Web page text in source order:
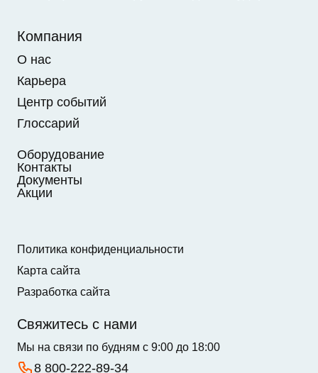
Глоссарий
Центр событий
Карьера
О нас
Компания
Оборудование
Контакты
Документы
Акции
Свяжитесь с нами
Мы на связи по будням с 9:00 до 18:00
8 800-222-89-34
Политика конфиденциальности
Разработка сайта
Карта сайта